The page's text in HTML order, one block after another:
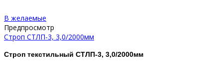
В желаемые
Предпросмотр
Строп СТЛП-3, 3,0/2000мм
Строп текстильный СТЛП-3, 3,0/2000мм